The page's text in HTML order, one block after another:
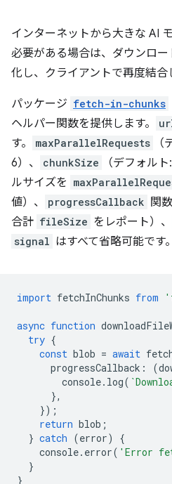
インターネットから大きな AI
必要がある場合は、ダウンロ
化し、クライアントで再度結合
パッケージ fetch-in-chunks
ヘルパー関数を提供します。
す。
maxParallelRequests
6）、
chunkSize
（デフォル
ルサイズを
値）、
progressCallback 関
合計 fileSize をレポート）、
signal はすべて省略可能です。
import fetchInChunks from
async function
try {
const blob = await
progressCallback : (
console. log(
},
});
return blob ;
} catch (error)
{
console. error( 'Error
}
}